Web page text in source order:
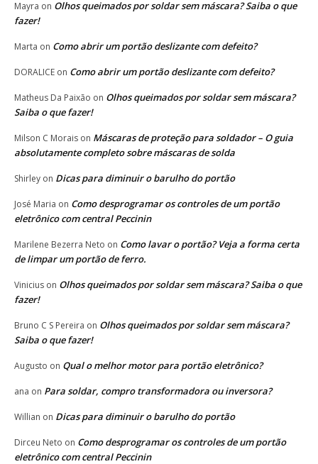
Mayra on Olhos queimados por soldar sem máscara? Saiba o que
fazer!
Marta on Como abrir um portão deslizante com defeito?
DORALICE on Como abrir um portão deslizante com defeito?
Matheus Da Paixão on Olhos queimados por soldar sem máscara?
Saiba o que fazer!
Milson C Morais on Máscaras de proteção para soldador – O guia
absolutamente completo sobre máscaras de solda
Shirley on Dicas para diminuir o barulho do portão
José Maria on Como desprogramar os controles de um portão
eletrônico com central Peccinin
Marilene Bezerra Neto on Como lavar o portão? Veja a forma certa
de limpar um portão de ferro.
Vinicius on Olhos queimados por soldar sem máscara? Saiba o que
fazer!
Bruno C S Pereira on Olhos queimados por soldar sem máscara?
Saiba o que fazer!
Augusto on Qual o melhor motor para portão eletrônico?
ana on Para soldar, compro transformadora ou inversora?
Willian on Dicas para diminuir o barulho do portão
Dirceu Neto on Como desprogramar os controles de um portão
eletrônico com central Peccinin